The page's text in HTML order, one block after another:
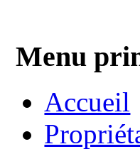
Menu
Accueil